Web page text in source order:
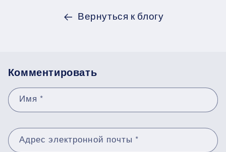
Вернуться к блогу
Комментировать
Имя *
Адрес электронной почты *